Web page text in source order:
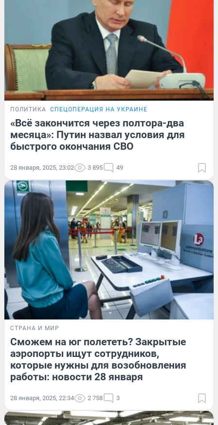
ПОЛИТИКА СПЕЦОПЕРАЦИЯ НА УКРАИНЕ
«Всё закончится через полтора-два
месяца»: Путин назвал условия для
быстрого окончания СВО
28 января, 2025, 23:02 3 895 49
СТРАНА И МИР
Сможем на юг полететь? Закрытые
аэропорты ищут сотрудников,
которые нужны для возобновления
работы: новости 28 января
28 января, 2025, 22:34 2 758 3